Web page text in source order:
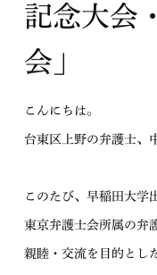
記念大会
会」
こんにちは。
台東区上野の弁護士、
このたび、早稲田大学
東京弁護士会所属の弁
親睦・交流を目的とし